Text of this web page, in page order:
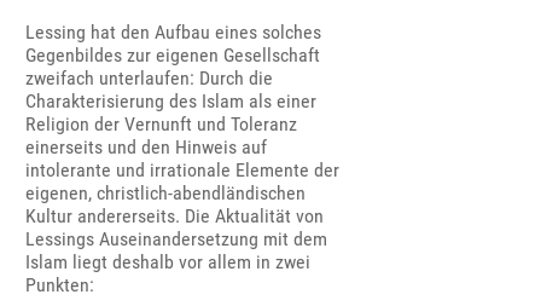
Lessing hat den Aufbau eines solches
Gegenbildes zur eigenen Gesellschaft
zweifach unterlaufen: Durch die
Charakterisierung des Islam als einer
Religion der Vernunft und Toleranz
einerseits und den Hinweis auf
intolerante und irrationale Elemente der
eigenen, christlich-abendländischen
Kultur andererseits. Die Aktualität von
Lessings Auseinandersetzung mit dem
Islam liegt deshalb vor allem in zwei
Punkten: